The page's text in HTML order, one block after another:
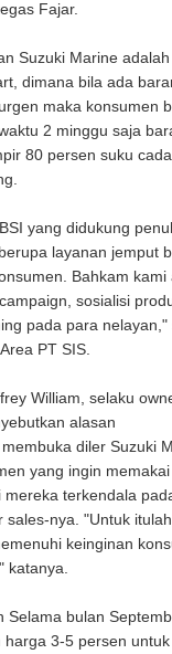
Fajar.
Suzuki Marine
dimana bila ada
maka konsumen
2 minggu saja
80 persen suku
yang didukung
layanan jemput
Bahkam kami
sosialisi
pada para nelayan,"
PT SIS.
William, selaku
alasan
diler Suzuki
yang ingin
mereka terkendala
sales-nya. "Untuk
keinginan
katanya.
Selama bulan
harga 3-5 persen